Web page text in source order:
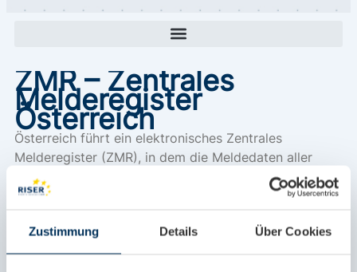
Zustimmung Details Über Cookies
ZMR – Zentrales
Melderegister
Österreich
Österreich führt ein elektronisches Zentrales
Melderegister (ZMR), in dem die Meldedaten aller
Bürgerinnen und Bürger gesammelt erfasst werden.
Das Zentrale Melderegister wird gespeist aus den
Abmeldungen in Österreich können nur in den
kommunalen Melderegistern erfolgen. Auf das